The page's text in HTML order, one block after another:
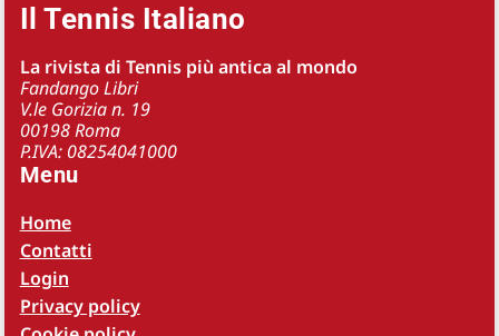
Il Tennis Italiano
La rivista di Tennis più antica al mondo
Fandango Libri
V.le Gorizia n. 19
00198 Roma
P.IVA: 08254041000
Menu
Home
Contatti
Login
Privacy policy